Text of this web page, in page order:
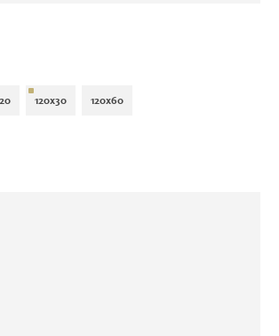
120x30 120x60